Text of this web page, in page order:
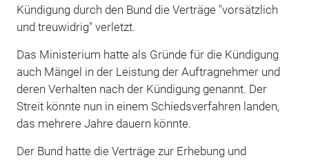
Kündigung durch den Bund die Verträge "vorsätzlich
und treuwidrig" verletzt.
Das Ministerium hatte als Gründe für die Kündigung
auch Mängel in der Leistung der Auftragnehmer und
deren Verhalten nach der Kündigung genannt. Der
Streit könnte nun in einem Schiedsverfahren landen,
das mehrere Jahre dauern könnte.
Der Bund hatte die Verträge zur Erhebung und